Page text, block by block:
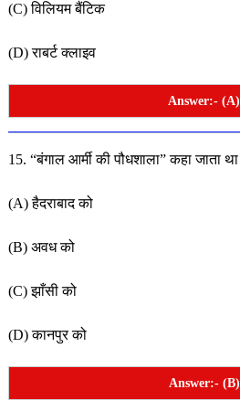
(C) विलियम बैंटिक
(D) राबर्ट क्लाइव
Answer:- (A)
15. “बंगाल आर्मी की पौधशाला” कहा जाता था
(A) हैदराबाद को
(B) अवध को
(C) झाँसी को
(D) कानपुर को
Answer:- (B)